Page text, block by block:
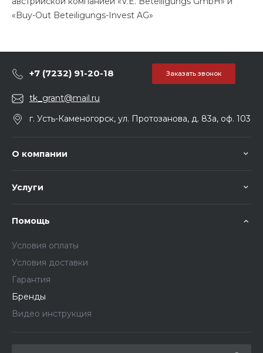
«Buy-Out Beteiligungs-Invest AG»
+7 (7232) 91-20-18 Заказать звонок
tk_grant@mail.ru
г. Усть-Каменогорск, ул. Протозанова, д. 83а, оф. 103
О компании
Услуги
Помощь
Условия оплаты
Условия доставки
Гарантия
Бренды
Видео инструкция